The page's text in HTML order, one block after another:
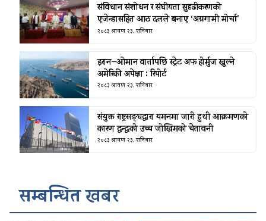
संविधान संशोधन र संघीयता सुदृढीकरणको
एजेन्डासहित आठ दलले बनाए ‘अग्रगामी मोर्चा’
२०८३ श्रावण २३, शनिबार
इरान–ओमान वार्तापछि स्ट्रेट अफ होर्मुज खुल्ने
अमेरिकी अपेक्षा : रिपोर्ट
२०८३ श्रावण २३, शनिबार
संयुक्त राष्ट्रसङ्घद्वारा यमनमा जारी हुथी आक्रमणको
कारण द्वन्द्वको उच्च जोखिमको चेतावनी
२०८३ श्रावण २३, शनिबार
सम्बन्धित खबर